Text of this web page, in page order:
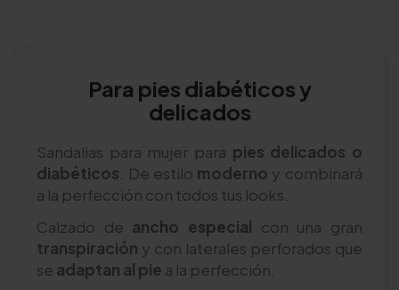
Para pies diabéticos y
delicados
Sandalias para mujer para pies delicados o
diabéticos . De estilo moderno y combinará
a la perfección con todos tus looks.
Calzado de ancho especial con una gran
transpiración y con laterales perforados que
se adaptan al pie a la perfección.